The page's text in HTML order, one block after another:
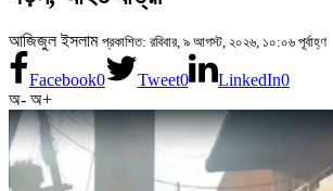
আজিজুল ইসলাম প্রকাশিত: রবিবার, ৯ আগস্ট, ২০২৬, ১০:০৬ পূর্বাহ্ণ
Facebook0 Tweet0 LinkedIn0
অ- অ+